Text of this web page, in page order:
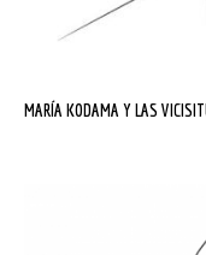
MARÍA KODAMA Y LAS